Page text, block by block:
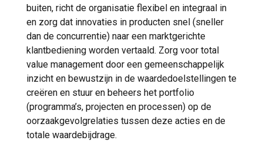
buiten, richt de organisatie flexibel en integraal in
en zorg dat innovaties in producten snel (sneller
dan de concurrentie) naar een marktgerichte
klantbediening worden vertaald. Zorg voor total
value management door een gemeenschappelijk
inzicht en bewustzijn in de waardedoelstellingen te
creëren en stuur en beheers het portfolio
(programma’s, projecten en processen) op de
oorzaakgevolgrelaties tussen deze acties en de
totale waardebijdrage.